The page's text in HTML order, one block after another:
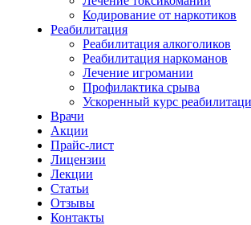
Кодирование от наркотиков
Реабилитация
Реабилитация алкоголиков
Реабилитация наркоманов
Лечение игромании
Профилактика срыва
Ускоренный курс
Врачи
Акции
Прайс-лист
Лицензии
Лекции
Статьи
Отзывы
Контакты